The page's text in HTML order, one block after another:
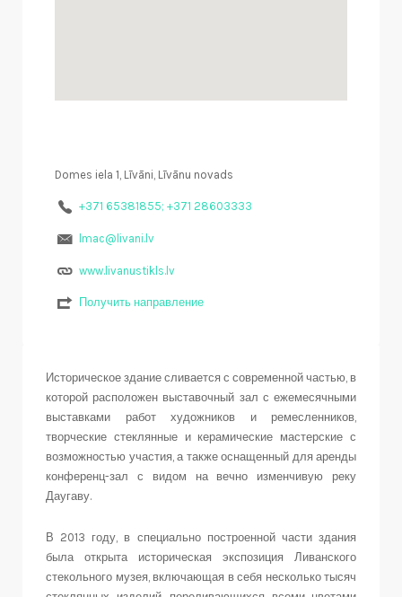
Domes iela 1, Līvāni, Līvānu novads
+371 65381855; +371 28603333
lmac@livani.lv
www.livanustikls.lv
Получить направление
Историческое здание сливается с современной частью, в
которой расположен выставочный зал с ежемесячными
выставками работ художников и ремесленников,
творческие стеклянные и керамические мастерские с
возможностью участия, а также оснащенный для аренды
конференц-зал с видом на вечно изменчивую реку
Даугаву.
В 2013 году, в специально построенной части здания
была открыта историческая экспозиция Ливанского
стекольного музея, включающая в себя несколько тысяч